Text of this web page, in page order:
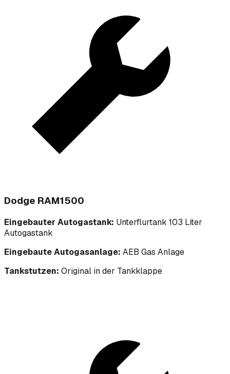
Dodge RAM1500
Eingebauter Autogastank: Unterflurtank 103 Liter
Autogastank
Eingebaute Autogasanlage: AEB Gas Anlage
Tankstutzen: Original in der Tankklappe